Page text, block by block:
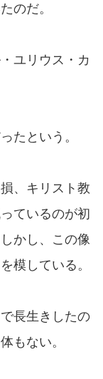
のだ。
ユリウス・カ
たという。
、キリスト教
ているのが初
かし、この像
模している。
長生きしたの
もない。